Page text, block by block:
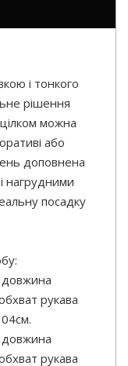
і тонкого
рішення
можна
або
доповнена
нагрудними
посадку
довжина
рукава
довжина
рукава